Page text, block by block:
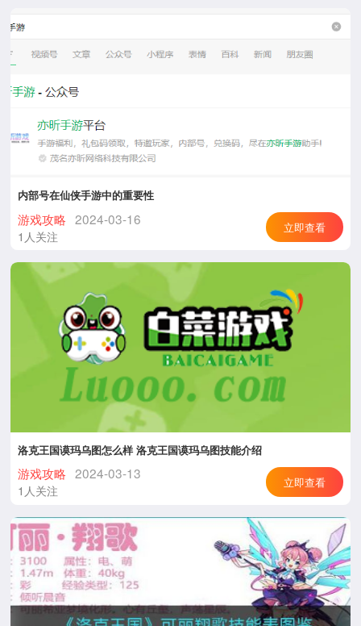
内部号在仙侠手游中的重要性
游戏攻略 2024-03-16
1人关注
立即查看
洛克王国谟玛乌图怎么样 洛克王国谟玛乌图技能介绍
游戏攻略 2024-03-13
1人关注
立即查看